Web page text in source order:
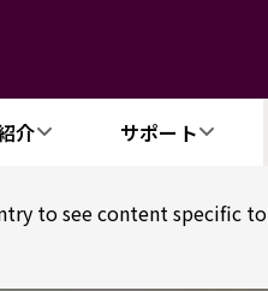
介 サポート
to see content specific to